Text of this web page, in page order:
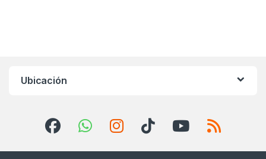
Ubicación